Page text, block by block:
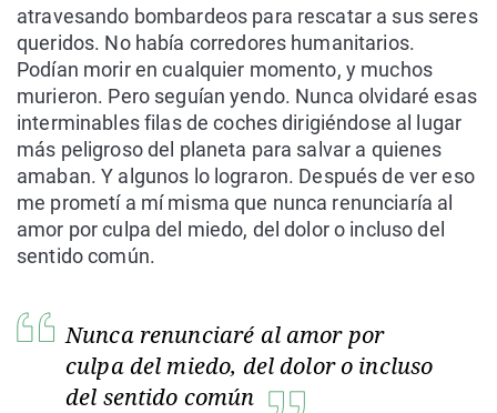
atravesando bombardeos para rescatar a sus seres
queridos. No había corredores humanitarios.
Podían morir en cualquier momento, y muchos
murieron. Pero seguían yendo. Nunca olvidaré esas
interminables filas de coches dirigiéndose al lugar
más peligroso del planeta para salvar a quienes
amaban. Y algunos lo lograron. Después de ver eso
me prometí a mí misma que nunca renunciaría al
amor por culpa del miedo, del dolor o incluso del
sentido común.
Nunca renunciaré al amor por
culpa del miedo, del dolor o incluso
del sentido común